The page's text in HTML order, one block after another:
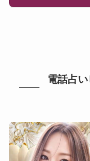
電話占